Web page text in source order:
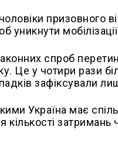
призовного
уникнути
спроб
Це у чотири рази
зафіксували
Україна має
кількості